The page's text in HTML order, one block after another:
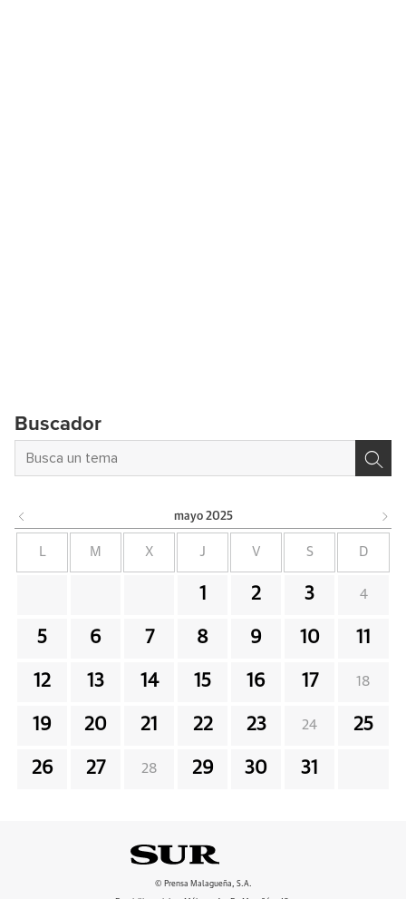
Buscador
mayo 2025
L M X J V S D
1 2 3 4
5 6 7 8 9 10 11
12 13 14 15 16 17 18
19 20 21 22 23 24 25
26 27 28 29 30 31
© Prensa Malagueña, S.A.